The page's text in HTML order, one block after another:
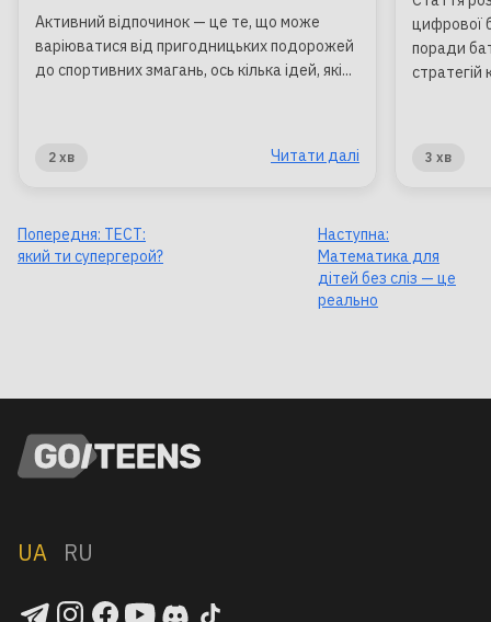
Активний відпочинок — це те, що може
варіюватися від пригодницьких подорожей
до спортивних змагань, ось кілька ідей, які...
2 хв Читати далі
цифрової
поради
стратегій
3 хв
Попередня: ТЕСТ:
який ти супергерой?
Наступна:
Математика для
дітей без сліз — це
реально
UA RU